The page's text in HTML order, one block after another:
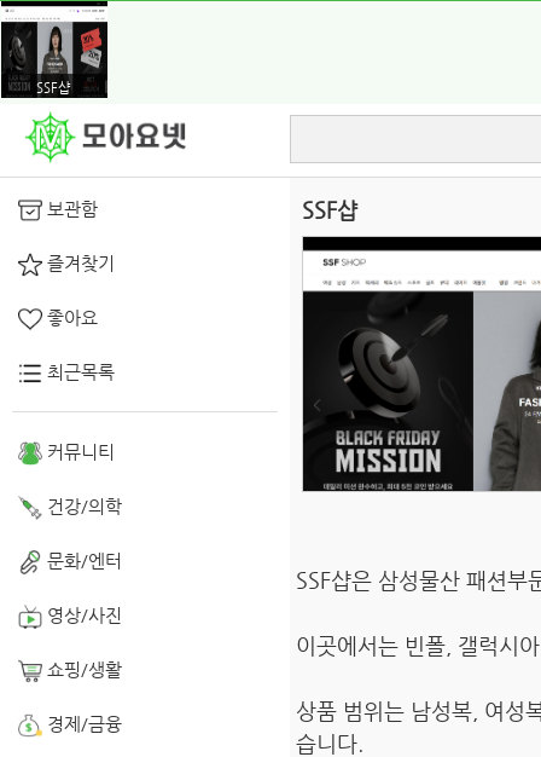
SSF샵
보관함
즐겨찾기
좋아요
최근목록
커뮤니티
건강/의학
문화/엔터
영상/사진
쇼핑/생활
경제/금융
SSF샵
SSF샵은 삼성물산 패션
이곳에서는 빈폴, 갤럭시
상품 범위는 남성복, 여성
습니다.